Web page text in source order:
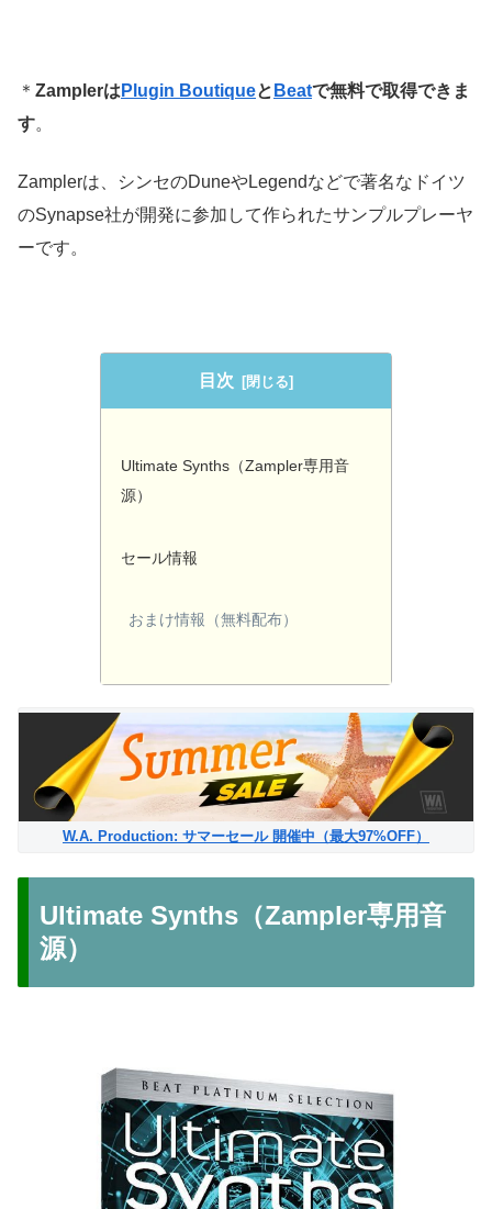
＊ ZamplerはPlugin Boutiqueと Beatで無料で取得できま
す。
Zamplerは、シンセのDuneやLegendなどで著名なドイツ
のSynapse社が開発に参加して作られたサンプルプレーヤ
ーです。
目次
Ultimate Synths（Zampler専用音
源）
セール情報
おまけ情報（無料配布）
W.A. Production: サマーセール 開催中（最大97%OFF）
Ultimate Synths（Zampler専用音
源）